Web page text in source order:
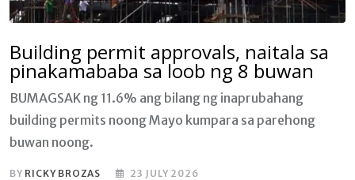
Building permit approvals, naitala sa
pinakamababa sa loob ng 8 buwan
BUMAGSAK ng 11.6% ang bilang ng inaprubahang
building permits noong Mayo kumpara sa parehong
buwan noong.
BY RICKY BROZAS 23 JULY 2026